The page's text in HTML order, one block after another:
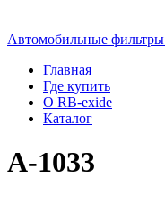
Автомобильные фильтры
Главная
Где купить
О RB-exide
Каталог
A-1033